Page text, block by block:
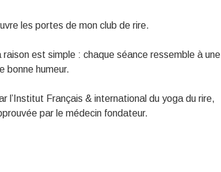
les portes de mon club de rire.
est simple : chaque séance ressemble à une
bonne humeur.
l’Institut Français & international du yoga du rire,
par le médecin fondateur.